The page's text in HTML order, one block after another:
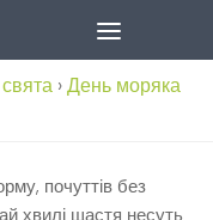
›День моряка
почуттів без
хвилі щастя несуть